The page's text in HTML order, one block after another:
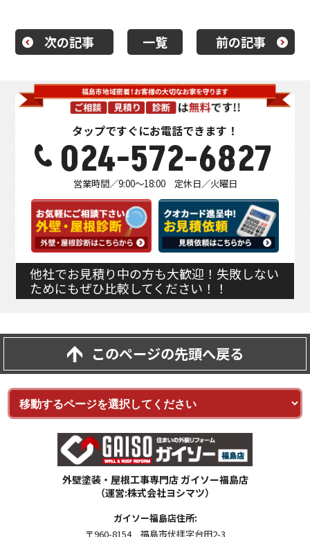
次の記事 一覧 前の記事
タップですぐにお電話できます！
024-572-6827
営業時間／9:00～18:00 定休日／火曜日
他社でお見積り中の方も大歓迎！失敗しない
ためにもぜひ比較してください！！
このページの先頭へ戻る
外壁塗装・屋根工事専門店 ガイソー福島店
（運営:株式会社ヨシマツ）
ガイソー福島店住所:
〒960-8154 福島市伏拝字台田2-3